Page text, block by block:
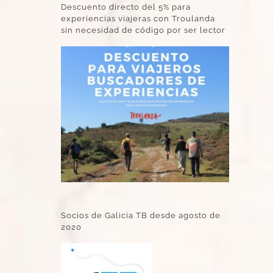
Descuento directo del 5% para
experiencias viajeras con Troulanda
sin necesidad de código por ser lector
Socios de Galicia TB desde agosto de
2020